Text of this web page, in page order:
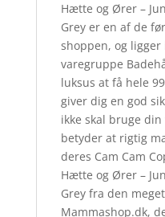
Hætte og Ører –
Grey er en af de
shoppen, og
varegruppe
luksus at få hele
giver dig en god
ikke skal bruge din
betyder at rigtig
deres Cam Cam
Hætte og Ører –
Grey fra den
Mammashop.dk,